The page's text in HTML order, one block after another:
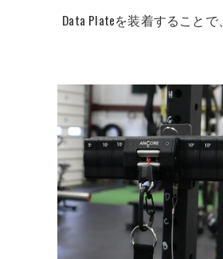
Data Plateを装着すること